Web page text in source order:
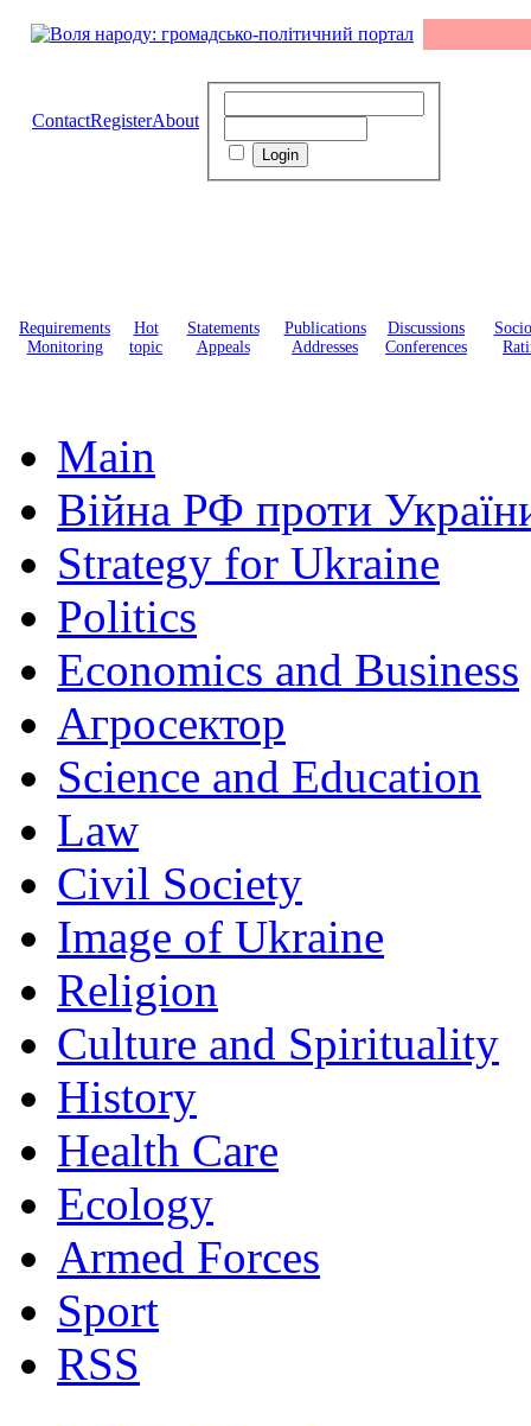
ContactRegisterAbout
Requirements
Monitoring
Hot
topic
Statements
Appeals
Publications
Addresses
Discussions
Conferences
Main
Війна РФ проти
Strategy for Ukraine
Politics
Economics and Business
Агросектор
Science and Education
Law
Civil Society
Image of Ukraine
Religion
Culture and Spirituality
History
Health Care
Ecology
Armed Forces
Sport
RSS